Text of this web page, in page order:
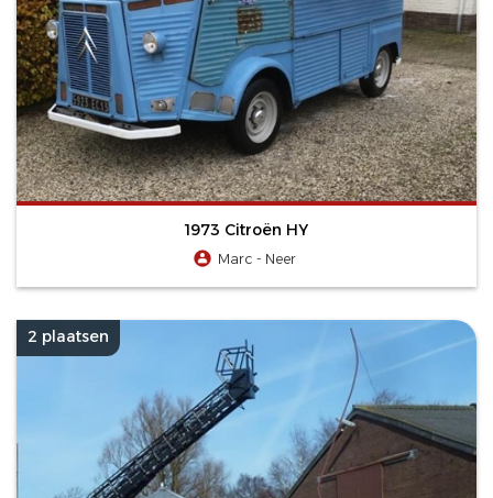
1973 Citroën HY
Marc - Neer
2 plaatsen